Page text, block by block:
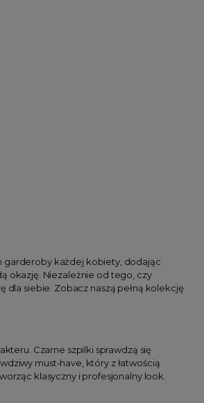
garderoby każdej kobiety, dodając
okazję. Niezależnie od tego, czy
dla siebie. Zobacz naszą pełną kolekcję
Czarne szpilki sprawdzą się
must-have, który z łatwością
klasyczny i profesjonalny look.